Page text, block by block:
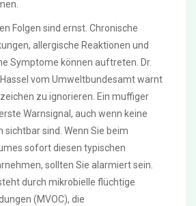
Folgen sind ernst. Chronische
allergische Reaktionen und
Symptome können auftreten. Dr.
vom Umweltbundesamt warnt
zu ignorieren. Ein muffiger
Warnsignal, auch wenn keine
sichtbar sind. Wenn Sie beim
sofort diesen typischen
sollten Sie alarmiert sein.
durch mikrobielle flüchtige
(MVOC), die